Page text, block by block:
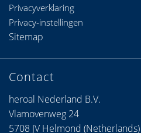
Contact
heroal Nederland B.V.
Vlamovenweg 24
5708 JV Helmond (Netherlands)
Privacyverklaring
Privacy-instellingen
Sitemap